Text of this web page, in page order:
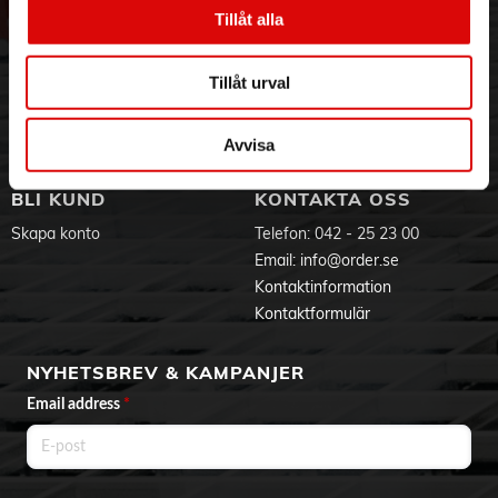
Tillåt alla
Tillåt urval
Avvisa
Visselblåsning
Aktuellt på Order
Godsefterlysning & Felleverans
Integritetspolicy
Om cookies
BLI KUND
Skapa konto
KONTAKTA OSS
Telefon: 042 - 25 23 00
Email: info@order.se
Kontaktinformation
Kontaktformulär
NYHETSBREV & KAMPANJER
Email address *